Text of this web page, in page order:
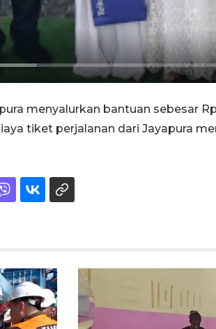
menyalurkan bantuan sebesar
tiket perjalanan dari Jayapura